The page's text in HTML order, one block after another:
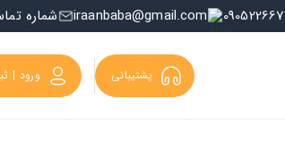
شماره تماس: iraanbaba@gmail.com
پشتیبانی ورود |